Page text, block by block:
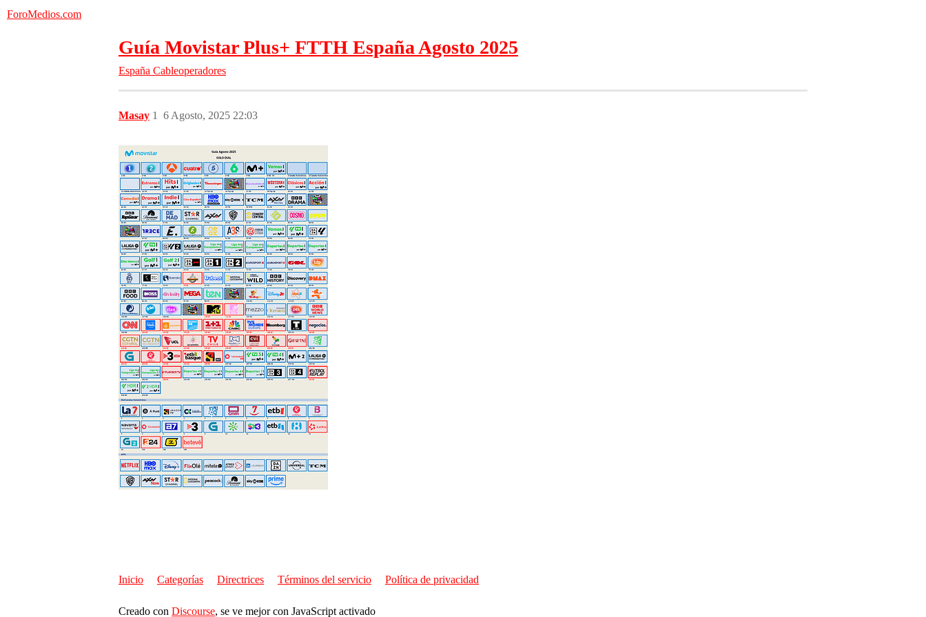
ForoMedios.com
Guía Movistar Plus+ FTTH España Agosto 2025
España Cableoperadores
Masay 6 Agosto, 2025 22:03
1
Inicio Categorías Directrices Términos del servicio Política de privacidad
Creado con Discourse, se ve mejor con JavaScript activado